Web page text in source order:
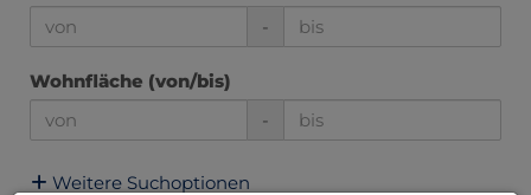
-
Wohnfläche (von/bis)
-
Weitere Suchoptionen